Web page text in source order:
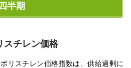
半期
スチレン価格
リスチレン価格指数は、供給過剰に